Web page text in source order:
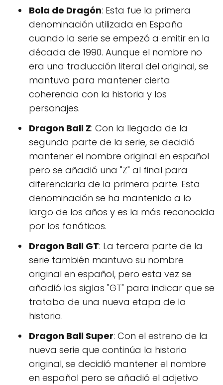
Bola de Dragón: Esta fue la primera
denominación utilizada en España
cuando la serie se empezó a emitir en la
década de 1990. Aunque el nombre no
era una traducción literal del original, se
mantuvo para mantener cierta
coherencia con la historia y los
personajes.
Dragon Ball Z: Con la llegada de la
segunda parte de la serie, se decidió
mantener el nombre original en español
pero se añadió una "Z" al final para
diferenciarla de la primera parte. Esta
denominación se ha mantenido a lo
largo de los años y es la más reconocida
por los fanáticos.
Dragon Ball GT: La tercera parte de la
serie también mantuvo su nombre
original en español, pero esta vez se
añadió las siglas "GT" para indicar que se
trataba de una nueva etapa de la
historia.
Dragon Ball Super: Con el estreno de la
nueva serie que continúa la historia
original, se decidió mantener el nombre
en español pero se añadió el adjetivo